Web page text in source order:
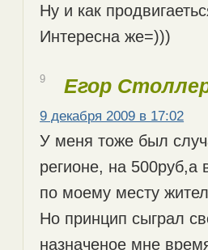
Ну и как
Интересна же=)))
9 Егор
9 декабря 2009 в 17:02
У меня тоже был
регионе, на
по моему месту
Но принцип сыграл
назначеное мне